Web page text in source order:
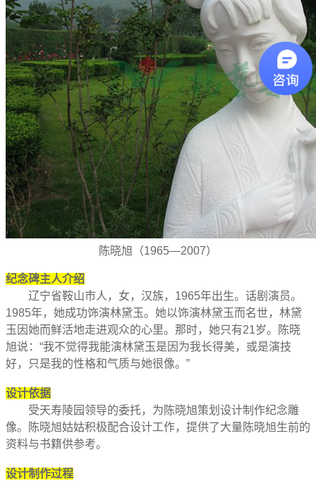
陈晓旭（1965—2007）
纪念碑主人介绍
辽宁省鞍山市人，女，汉族，1965年出生。话剧演员。
1985年，她成功饰演林黛玉。 她以饰演林黛玉而名世，林黛
玉因她而鲜活地走进观众的心里。 那时，她只有21岁。陈晓
旭说： “我不觉得我能演林黛玉是因为我长得美，或是演技
好，只是我的性格和气质与她很像。”
设计依据
受天寿陵园领导的委托，为陈晓旭策划设计制作纪念雕
像。陈晓旭姑姑积极配合设计工作，提供了大量陈晓旭生前的
资料与书籍供参考。
设计制作过程